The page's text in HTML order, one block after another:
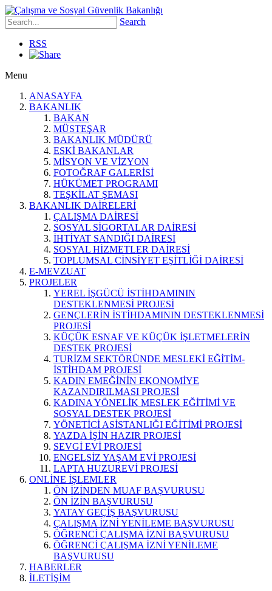
Search
RSS
Menu
ANASAYFA
BAKANLIK
BAKAN
MÜSTEŞAR
BAKANLIK MÜDÜRÜ
ESKİ BAKANLAR
MİSYON VE VİZYON
FOTOĞRAF GALERİSİ
HÜKÜMET PROGRAMI
TEŞKİLAT ŞEMASI
BAKANLIK DAİRELERİ
ÇALIŞMA DAİRESİ
SOSYAL SİGORTALAR DAİRESİ
İHTİYAT SANDIĞI DAİRESİ
SOSYAL HİZMETLER DAİRESİ
TOPLUMSAL CİNSİYET EŞİTLİĞİ DAİRESİ
E-MEVZUAT
PROJELER
YEREL İŞGÜCÜ İSTİHDAMININ
DESTEKLENMESİ PROJESİ
GENÇLERİN İSTİHDAMININ DESTEKLENMESİ
PROJESİ
KÜÇÜK ESNAF VE KÜÇÜK İŞLETMELERİN
DESTEK PROJESİ
TURİZM SEKTÖRÜNDE MESLEKİ EĞİTİM-
İSTİHDAM PROJESİ
KADIN EMEĞİNİN EKONOMİYE
KAZANDIRILMASI PROJESİ
KADINA YÖNELİK MESLEK EĞİTİMİ VE
SOSYAL DESTEK PROJESİ
YÖNETİCİ ASİSTANLIĞI EĞİTİMİ PROJESİ
YAZDA İŞİN HAZIR PROJESİ
SEVGİ EVİ PROJESİ
ENGELSİZ YAŞAM EVİ PROJESİ
LAPTA HUZUREVİ PROJESİ
ONLİNE İŞLEMLER
ÖN İZİNDEN MUAF BAŞVURUSU
ÖN İZİN BAŞVURUSU
YATAY GEÇİŞ BAŞVURUSU
ÇALIŞMA İZNİ YENİLEME BAŞVURUSU
ÖĞRENCİ ÇALIŞMA İZNİ BAŞVURUSU
ÖĞRENCİ ÇALIŞMA İZNİ YENİLEME
BAŞVURUSU
HABERLER
İLETİŞİM